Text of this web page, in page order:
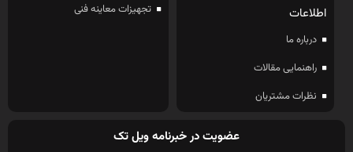
اطلاعات
درباره ما
راهنمایی مقالات
نظرات مشتریان
تجهیزات معاینه فنی
عضویت در خبرنامه ویل تک